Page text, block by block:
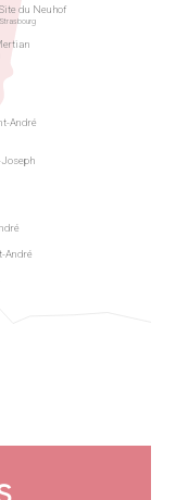
André
André
Site du Neuhof
Strasbourg